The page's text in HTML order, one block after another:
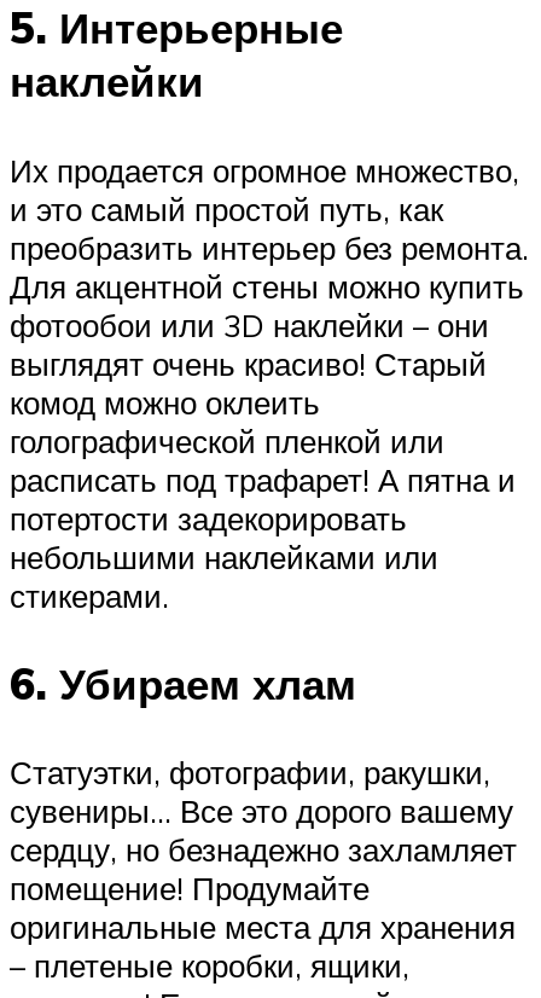
5. Интерьерные
наклейки
Их продается огромное множество,
и это самый простой путь, как
преобразить интерьер без ремонта.
Для акцентной стены можно купить
фотообои или 3D наклейки – они
выглядят очень красиво! Старый
комод можно оклеить
голографической пленкой или
расписать под трафарет! А пятна и
потертости задекорировать
небольшими наклейками или
стикерами.
6. Убираем хлам
Статуэтки, фотографии, ракушки,
сувениры… Все это дорого вашему
сердцу, но безнадежно захламляет
помещение! Продумайте
оригинальные места для хранения
– плетеные коробки, ящики,